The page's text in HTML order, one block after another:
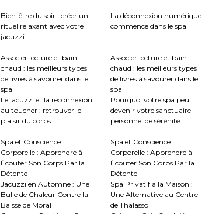
Bien-être du soir : créer un
rituel relaxant avec votre
jacuzzi
La déconnexion numérique
commence dans le spa
Associer lecture et bain
chaud : les meilleurs types
de livres à savourer dans le
spa
Associer lecture et bain
chaud : les meilleurs types
de livres à savourer dans le
spa
Le jacuzzi et la reconnexion
au toucher : retrouver le
plaisir du corps
Pourquoi votre spa peut
devenir votre sanctuaire
personnel de sérénité
Spa et Conscience
Corporelle : Apprendre à
Écouter Son Corps Par la
Détente
Spa et Conscience
Corporelle : Apprendre à
Écouter Son Corps Par la
Détente
Jacuzzi en Automne : Une
Bulle de Chaleur Contre la
Baisse de Moral
Spa Privatif à la Maison :
Une Alternative au Centre
de Thalasso